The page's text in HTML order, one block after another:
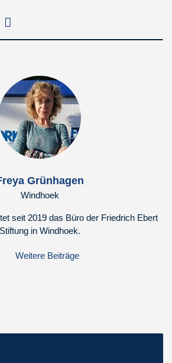
Grünhagen
Windhoek
seit 2019 das Büro der Friedrich Ebert
Stiftung in Windhoek.
Weitere Beiträge